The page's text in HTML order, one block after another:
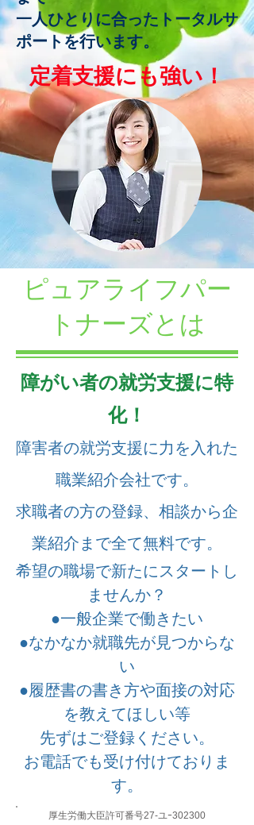
​一人ひとりに合ったトータルサ
ポートを行います。​
​定着支援にも強い​！
ピュアライフパー
トナーズとは
障がい者の就労支援に特
化！
障害者の就労支援に力を入れた
職業紹介会社です。
求職者の方の登録、相談から企
業紹介まで全て無料です。
希望の職場で新たにスタートし
ませんか？
●一般企業で働きたい
●なかなか就職先が見つからな
い
●履歴書の書き方や面接の対応
を教えてほしい等
先ずはご登録ください。
​お電話でも受け付けておりま
す。
厚生労働大臣許可番号27-ユｰ302300